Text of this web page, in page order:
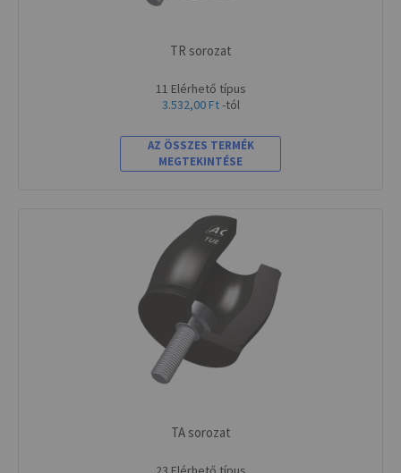
TR sorozat
11 Elérhető típus
3.532,00 Ft-tól
AZ ÖSSZES TERMÉK
MEGTEKINTÉSE
TA sorozat